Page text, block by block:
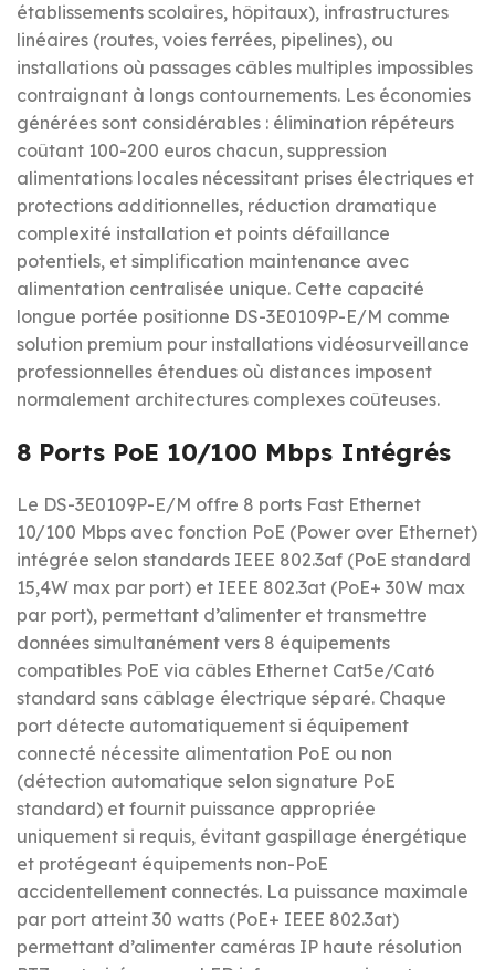
établissements scolaires, hôpitaux), infrastructures
linéaires (routes, voies ferrées, pipelines), ou
installations où passages câbles multiples impossibles
contraignant à longs contournements. Les économies
générées sont considérables : élimination répéteurs
coûtant 100-200 euros chacun, suppression
alimentations locales nécessitant prises électriques et
protections additionnelles, réduction dramatique
complexité installation et points défaillance
potentiels, et simplification maintenance avec
alimentation centralisée unique. Cette capacité
longue portée positionne DS-3E0109P-E/M comme
solution premium pour installations vidéosurveillance
professionnelles étendues où distances imposent
normalement architectures complexes coûteuses.
8 Ports PoE 10/100 Mbps Intégrés
Le DS-3E0109P-E/M offre 8 ports Fast Ethernet
10/100 Mbps avec fonction PoE (Power over Ethernet)
intégrée selon standards IEEE 802.3af (PoE standard
15,4W max par port) et IEEE 802.3at (PoE+ 30W max
par port), permettant d’alimenter et transmettre
données simultanément vers 8 équipements
compatibles PoE via câbles Ethernet Cat5e/Cat6
standard sans câblage électrique séparé. Chaque
port détecte automatiquement si équipement
connecté nécessite alimentation PoE ou non
(détection automatique selon signature PoE
standard) et fournit puissance appropriée
uniquement si requis, évitant gaspillage énergétique
et protégeant équipements non-PoE
accidentellement connectés. La puissance maximale
par port atteint 30 watts (PoE+ IEEE 802.3at)
permettant d’alimenter caméras IP haute résolution